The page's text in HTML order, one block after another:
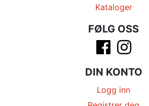
Kataloger
FØLG OSS
DIN KONTO
Logg inn